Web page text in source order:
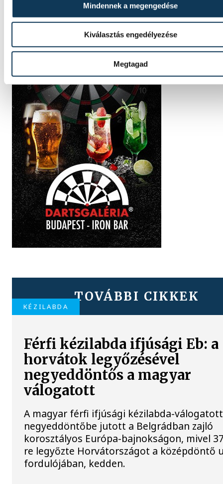
Mindennek a megengedése
Kiválasztás engedélyezése
Megtagad
TOVÁBBI CIKKEK
KÉZILABDA
Férfi kézilabda ifjúsági Eb: a
horvátok legyőzésével
negyeddöntős a magyar
válogatott
A magyar férfi ifjúsági kézilabda-válogatott
negyeddöntőbe jutott a Belgrádban zajló
korosztályos Európa-bajnokságon, mivel
re legyőzte Horvátországot a középdöntő
fordulójában, kedden.